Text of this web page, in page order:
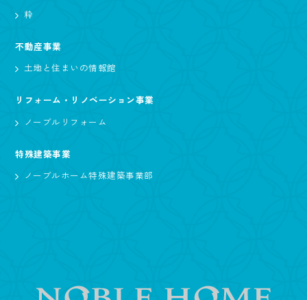
粋
不動産事業
土地と住まいの情報館
リフォーム・リノベーション事業
ノーブルリフォーム
特殊建築事業
ノーブルホーム特殊建築事業部